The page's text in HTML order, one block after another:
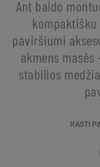
Ant baldo
paviršiumi
akmens
stabilios
RASTI